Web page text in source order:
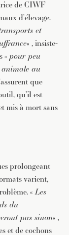
de CIWF
d’élevage.
et
« , insiste-
« pour peu
animale au
que
qu’il est
mis à mort sans
prolongeant
varient,
«Les
du
pas sinon« ,
et de cochons